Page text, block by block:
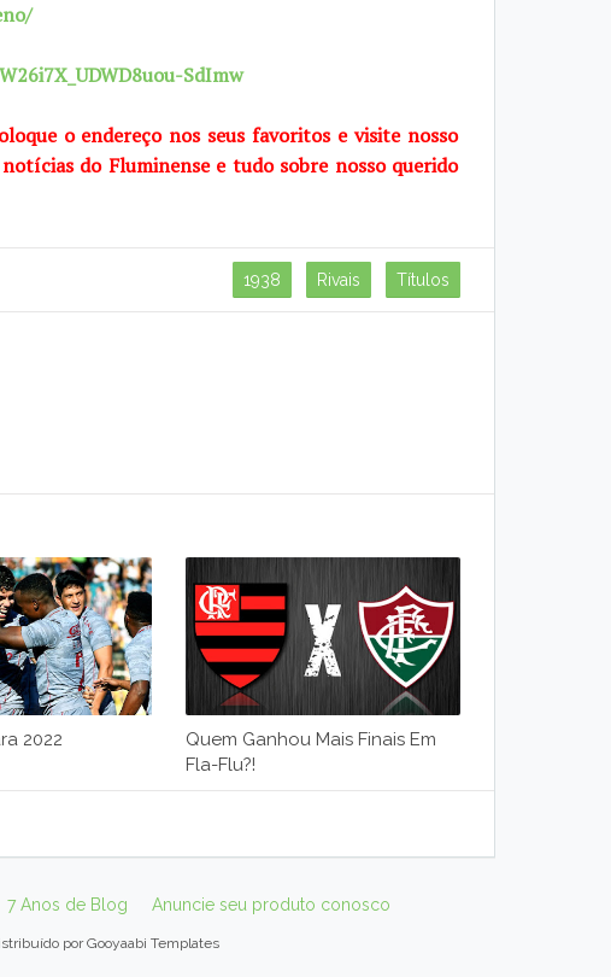
SdImw
o endereço nos seus favoritos e visite nosso
do Fluminense e tudo sobre nosso querido
1938 Rivais Títulos
2022
Quem Ganhou Mais Finais Em
Fla-Flu?!
7 Anos de Blog Anuncie seu produto conosco
porGooyaabi Templates